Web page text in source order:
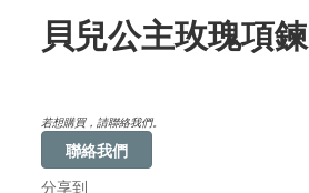
貝兒公主玫瑰項鍊
若想購買，請聯絡我們。
聯絡我們
分享到